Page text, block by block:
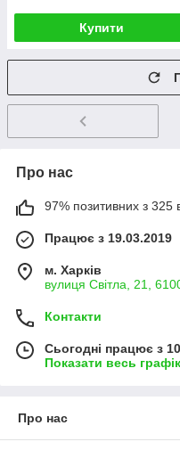
Купити
Про нас
97% позитивних з 325
Працює з 19.03.2019
м. Харків
вулиця Світла, 21,
Контакти
Сьогодні працює з
Показати весь
Про нас